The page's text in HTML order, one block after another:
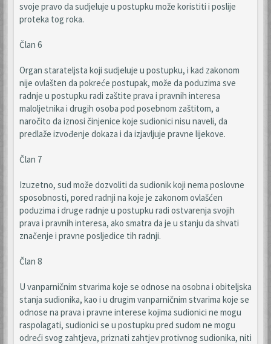
svoje pravo da sudjeluje u postupku može koristiti i poslije
proteka tog roka.
Član 6
Organ starateljsta koji sudjeluje u postupku, i kad zakonom
nije ovlašten da pokreće postupak, može da poduzima sve
radnje u postupku radi zaštite prava i pravnih interesa
maloljetnika i drugih osoba pod posebnom zaštitom, a
naročito da iznosi činjenice koje sudionici nisu naveli, da
predlaže izvođenje dokaza i da izjavljuje pravne lijekove.
Član 7
Izuzetno, sud može dozvoliti da sudionik koji nema poslovne
sposobnosti, pored radnji na koje je zakonom ovlašćen
poduzima i druge radnje u postupku radi ostvarenja svojih
prava i pravnih interesa, ako smatra da je u stanju da shvati
značenje i pravne posljedice tih radnji.
Član 8
U vanparničnim stvarima koje se odnose na osobna i obiteljska
stanja sudionika, kao i u drugim vanparničnim stvarima koje se
odnose na prava i pravne interese kojima sudionici ne mogu
raspolagati, sudionici se u postupku pred sudom ne mogu
odreći svog zahtjeva, priznati zahtjev protivnog sudionika, niti